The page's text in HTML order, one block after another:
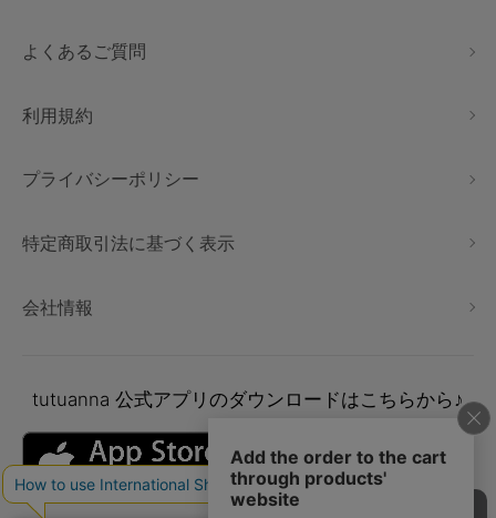
よくあるご質問
利用規約
プライバシーポリシー
特定商取引法に基づく表示
会社情報
tutuanna 公式アプリのダウンロードはこちらから♪